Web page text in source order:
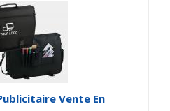
Vente En